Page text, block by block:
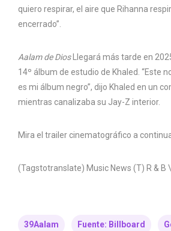
quiero respirar, el aire que Rihanna
encerrado”.
Aalam de DiosLlegará más tarde en
14º álbum de estudio de Khaled. “Este
es mi álbum negro”, dijo Khaled en un
mientras canalizaba su Jay-Z interior.
Mira el trailer cinematográfico a
(Tagstotranslate) Music News (T) R & B
39Aalam Fuente: Billboard